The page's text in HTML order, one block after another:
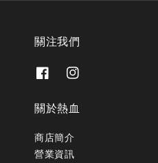
關注我們
關於熱血
商店簡介
營業資訊